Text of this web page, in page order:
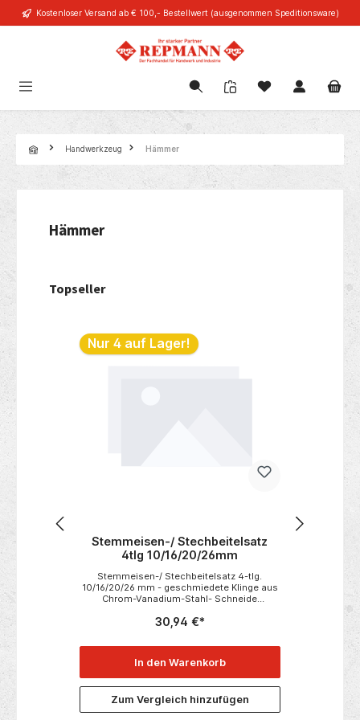
springenKostenloser Versand ab € 100,- Bestellwert (ausgenommen Speditionsware)
Handwerkzeug Hämmer
Hämmer
Topseller
Nur 4 auf Lager!
Stemmeisen-/ Stechbeitelsatz
4tlg 10/16/20/26mm
Stemmeisen-/ Stechbeitelsatz 4-tlg.
10/16/20/26 mm - geschmiedete Klinge aus
Chrom-Vanadium-Stahl- Schneide
Schlagring- robuste Handwerker-Qualität-
(Schlagfest) im praktischen Sichtkarton
30,94 €*
In den Warenkorb
Zum Vergleich hinzufügen
Nur 1
ILLER
Sprossen
und